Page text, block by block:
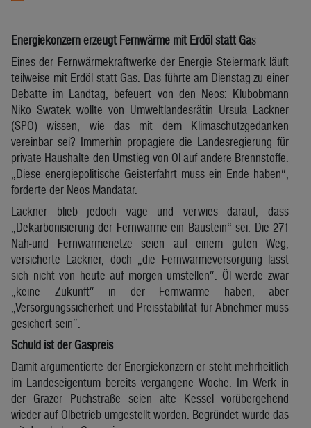
Energiekonzern erzeugt Fernwärme mit Erdöl statt Gas
Eines der Fernwärmekraftwerke der Energie Steiermark läuft
teilweise mit Erdöl statt Gas. Das führte am Dienstag zu einer
Debatte im Landtag, befeuert von den Neos: Klubobmann
Niko Swatek wollte von Umweltlandesrätin Ursula Lackner
(SPÖ) wissen, wie das mit dem Klimaschutzgedanken
vereinbar sei? Immerhin propagiere die Landesregierung für
private Haushalte den Umstieg von Öl auf andere Brennstoffe.
„Diese energiepolitische Geisterfahrt muss ein Ende haben“,
forderte der Neos-Mandatar.
Lackner blieb jedoch vage und verwies darauf, dass
„Dekarbonisierung der Fernwärme ein Baustein“ sei. Die 271
Nah-und Fernwärmenetze seien auf einem guten Weg,
versicherte Lackner, doch „die Fernwärmeversorgung lässt
sich nicht von heute auf morgen umstellen“. Öl werde zwar
„keine Zukunft“ in der Fernwärme haben, aber
„Versorgungssicherheit und Preisstabilität für Abnehmer muss
gesichert sein“.
Schuld ist der Gaspreis
Damit argumentierte der Energiekonzern er steht mehrheitlich
im Landeseigentum bereits vergangene Woche. Im Werk in
der Grazer Puchstraße seien alte Kessel vorübergehend
wieder auf Ölbetrieb umgestellt worden. Begründet wurde das